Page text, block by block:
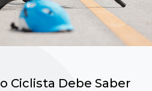
Ciclista Debe Saber